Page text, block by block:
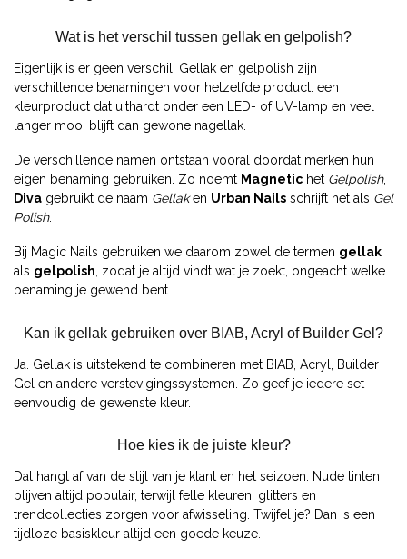
Wat is het verschil tussen gellak en gelpolish?
Eigenlijk is er geen verschil. Gellak en gelpolish zijn
verschillende benamingen voor hetzelfde product: een
kleurproduct dat uithardt onder een LED- of UV-lamp en veel
langer mooi blijft dan gewone nagellak.
De verschillende namen ontstaan vooral doordat merken hun
eigen benaming gebruiken. Zo noemt Magnetic het Gelpolish,
Diva gebruikt de naam Gellaken Urban Nails schrijft het als Gel
Polish.
Bij Magic Nails gebruiken we daarom zowel de termen gellak
als gelpolish , zodat je altijd vindt wat je zoekt, ongeacht welke
benaming je gewend bent.
Kan ik gellak gebruiken over BIAB, Acryl of Builder Gel?
Ja. Gellak is uitstekend te combineren met BIAB, Acryl, Builder
Gel en andere verstevigingssystemen. Zo geef je iedere set
eenvoudig de gewenste kleur.
Hoe kies ik de juiste kleur?
Dat hangt af van de stijl van je klant en het seizoen. Nude tinten
blijven altijd populair, terwijl felle kleuren, glitters en
trendcollecties zorgen voor afwisseling. Twijfel je? Dan is een
tijdloze basiskleur altijd een goede keuze.